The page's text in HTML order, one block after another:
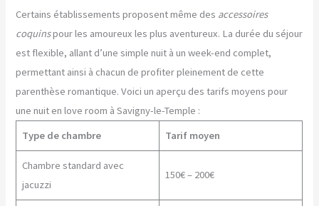
Certains établissements proposent même des accessoires
coquinspour les amoureux les plus aventureux. La durée du séjour
est flexible, allant d’une simple nuit à un week-end complet,
permettant ainsi à chacun de profiter pleinement de cette
parenthèse romantique. Voici un aperçu des tarifs moyens pour
une nuit en love room à Savigny-le-Temple :
Type de chambre
Tarif moyen
Chambre standard avec
jacuzzi
150€ – 200€